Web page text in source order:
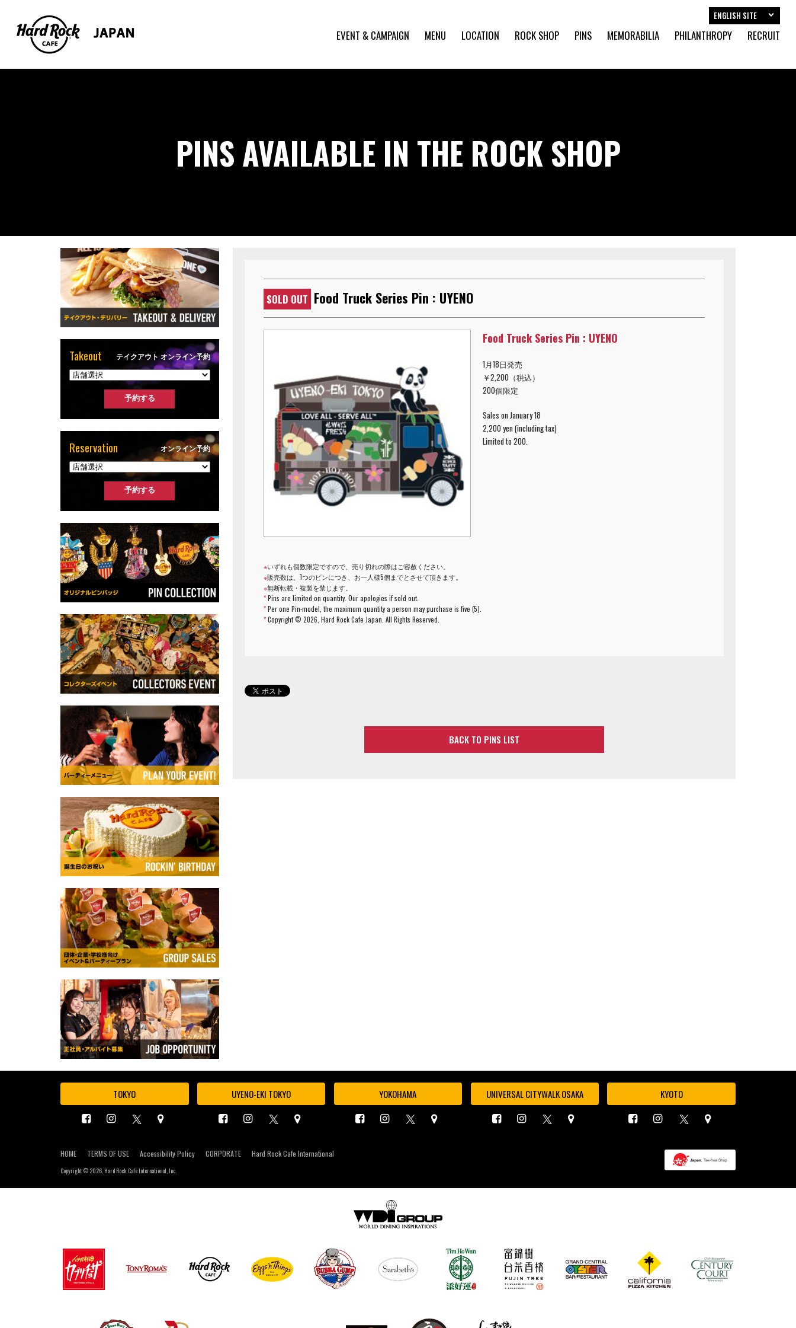
EVENT & CAMPAIGN MENU LOCATION ROCK SHOP PINS MEMORABILIA PHILANTHROPY RECRUIT
ENGLISH SITE
PINS AVAILABLE IN THE ROCK SHOP
SOLD OUT Food Truck Series Pin : UYENO
Food Truck Series Pin : UYENO
1月18日発売
￥2,200（税込）
200個限定
Sales on January 18
2,200 yen (including tax)
Limited to 200.
※いずれも個数限定ですので、売り切れの際はご容赦ください。
※販売数は、1つのピンにつき、お一人様5個までとさせて頂きます。
※無断転載・複製を禁じます。
*Pins are limited on quantity. Our apologies if sold out.
*Per one Pin-model, the maximum quantity a person may purchase is five (5).
*Copyright ©2026, Hard Rock Cafe Japan. All Rights Reserved.
BACK TO PINS LIST
Takeout テイクアウト オンライン予約
Reservation オンライン予約
TOKYO UYENO-EKI TOKYO YOKOHAMA UNIVERSAL CITYWALK OSAKA KYOTO
HOME TERMS OF USE Accessibility Policy CORPORATE Hard Rock Cafe International
Copyright © 2026, Hard Rock Cafe International, Inc.